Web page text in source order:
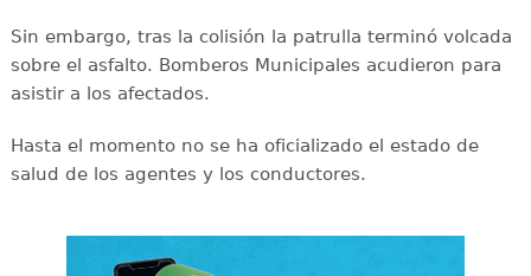
Sin embargo, tras la colisión la patrulla terminó volcada
sobre el asfalto. Bomberos Municipales acudieron para
asistir a los afectados.
Hasta el momento no se ha oficializado el estado de
salud de los agentes y los conductores.